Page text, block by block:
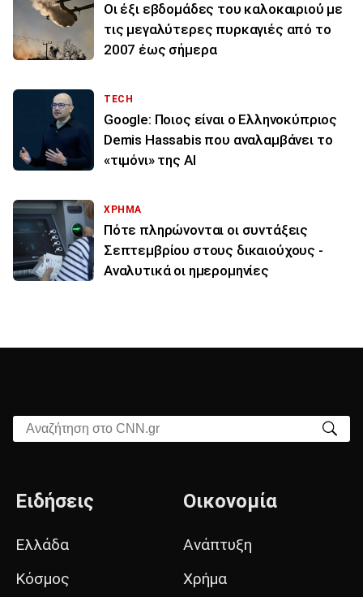
Οι έξι εβδομάδες του καλοκαιριού με
τις μεγαλύτερες πυρκαγιές από το
2007 έως σήμερα
TECH
Google: Ποιος είναι ο Ελληνοκύπριος
Demis Hassabis που αναλαμβάνει το
«τιμόνι» της ΑΙ
ΧΡΗΜΑ
Πότε πληρώνονται οι συντάξεις
Σεπτεμβρίου στους δικαιούχους -
Αναλυτικά οι ημερομηνίες
Αναζήτηση στο CNN.gr
Ειδήσεις
Ελλάδα
Κόσμος
Οικονομία
Ανάπτυξη
Χρήμα